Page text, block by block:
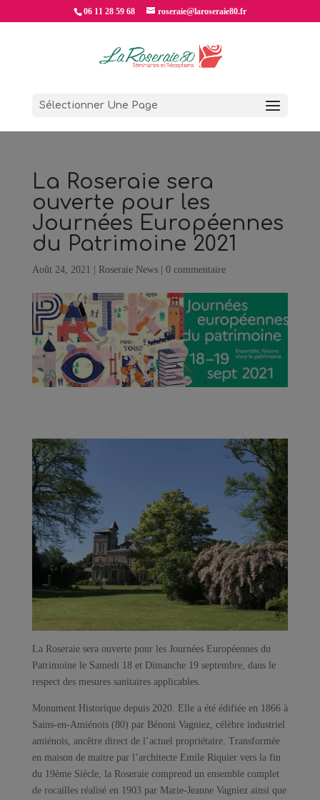
06 11 28 59 68 roseraie@laroseraie80.fr
Sélectionner Une Page
La Roseraie sera
ouverte pour les
Journées Européennes
du Patrimoine 2021
Août 24, 2021 Roseraie News| 0 commentaire
La Roseraie sera ouverte pour les Journées Européennes du
Patrimoine le Samedi 18 et Dimanche 19 septembre, dans le
respect des mesures sanitaires applicables.
Monument Historique depuis 2020. Elle a été édifiée en 1866 à
Sains-en-Amiénois (80) par Bénoni Vagniez, célèbre industriel
amiénois, ancêtre direct de l’actuel propriétaire. Transformée
en maison de maitre par l’architecte Emile Riquier vers la fin
du 19ème Siècle, la Roseraie comprend un ensemble complet
de rocailles réalisé en 1903 par Marie-Jeanne Vagniez ainsi que